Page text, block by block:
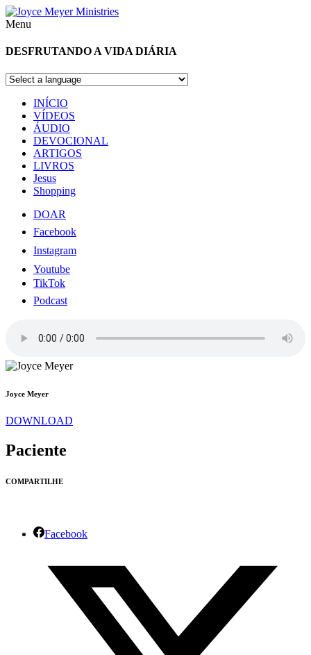
Menu
DESFRUTANDO A VIDA DIÁRIA
INÍCIO
VÍDEOS
ÁUDIO
DEVOCIONAL
ARTIGOS
LIVROS
Jesus
Shopping
DOAR
Facebook
Instagram
Youtube
TikTok
Podcast
Joyce Meyer
DOWNLOAD
Paciente
COMPARTILHE
Facebook